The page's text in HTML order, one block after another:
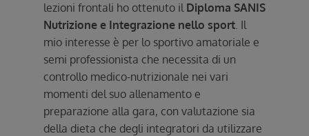
lezioni frontali ho ottenuto il Diploma SANIS
Nutrizione e Integrazione nello sport. Il
mio interesse è per lo sportivo amatoriale e
semi professionista che necessita di un
controllo medico-nutrizionale nei vari
momenti del suo allenamento e
preparazione alla gara, con valutazione sia
della dieta che degli integratori da utilizzare